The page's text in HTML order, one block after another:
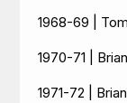
1968-69 |
1970-71 |
1971-72 |